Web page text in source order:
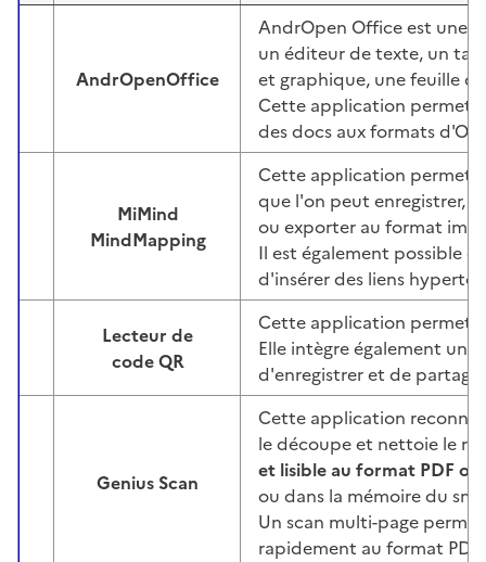
ImageAndrOpenOffice
AndrOpen Office est une
un éditeur de texte, un
et graphique, une feuille
Cette application permet
des docs aux formats
MiMind
MindMapping
Cette application permet
que l'on peut enregistrer,
ou exporter au format
Il est également possible
d'insérer des liens
Lecteur de
code QR
Cette application permet
Elle intègre également un
d'enregistrer et de
Genius Scan
Cette application
le découpe et nettoie le
et lisible au format PDF ou
ou dans la mémoire du
Un scan multi-page
rapidement au format PDF.